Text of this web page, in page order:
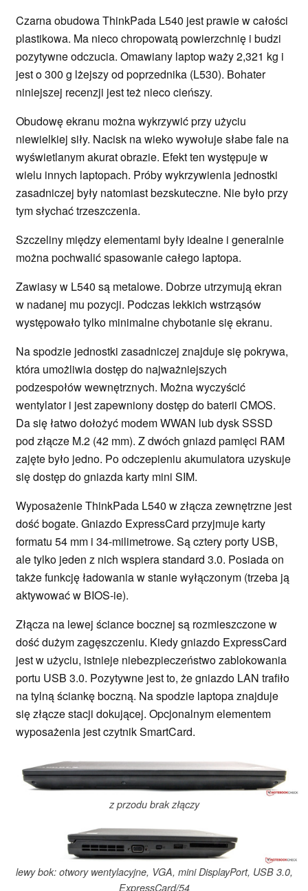
Czarna obudowa ThinkPada L540 jest prawie w całości
plastikowa. Ma nieco chropowatą powierzchnię i budzi
pozytywne odczucia. Omawiany laptop waży 2,321 kg i
jest o 300 g lżejszy od poprzednika (L530). Bohater
niniejszej recenzji jest też nieco cieńszy.
Obudowę ekranu można wykrzywić przy użyciu
niewielkiej siły. Nacisk na wieko wywołuje słabe fale na
wyświetlanym akurat obrazie. Efekt ten występuje w
wielu innych laptopach. Próby wykrzywienia jednostki
zasadniczej były natomiast bezskuteczne. Nie było przy
tym słychać trzeszczenia.
Szczeliny między elementami były idealne i generalnie
można pochwalić spasowanie całego laptopa.
Zawiasy w L540 są metalowe. Dobrze utrzymują ekran
w nadanej mu pozycji. Podczas lekkich wstrząsów
występowało tylko minimalne chybotanie się ekranu.
Na spodzie jednostki zasadniczej znajduje się pokrywa,
która umożliwia dostęp do najważniejszych
podzespołów wewnętrznych. Można wyczyścić
wentylator i jest zapewniony dostęp do baterii CMOS.
Da się łatwo dołożyć modem WWAN lub dysk SSSD
pod złącze M.2 (42 mm). Z dwóch gniazd pamięci RAM
zajęte było jedno. Po odczepieniu akumulatora uzyskuje
się dostęp do gniazda karty mini SIM.
Wyposażenie ThinkPada L540 w złącza zewnętrzne jest
dość bogate. Gniazdo ExpressCard przyjmuje karty
formatu 54 mm i 34-milimetrowe. Są cztery porty USB,
ale tylko jeden z nich wspiera standard 3.0. Posiada on
także funkcję ładowania w stanie wyłączonym (trzeba ją
aktywować w BIOS-ie).
Złącza na lewej ściance bocznej są rozmieszczone w
dość dużym zagęszczeniu. Kiedy gniazdo ExpressCard
jest w użyciu, istnieje niebezpieczeństwo zablokowania
portu USB 3.0. Pozytywne jest to, że gniazdo LAN trafiło
na tylną ściankę boczną. Na spodzie laptopa znajduje
się złącze stacji dokującej. Opcjonalnym elementem
wyposażenia jest czytnik SmartCard.
z przodu brak złączy
lewy bok: otwory wentylacyjne, VGA, mini DisplayPort, USB 3.0,
ExpressCard/54